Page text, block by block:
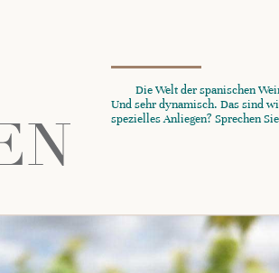
Die Welt der spanischen
Und sehr dynamisch. Das sind
spezielles Anliegen? Sprechen